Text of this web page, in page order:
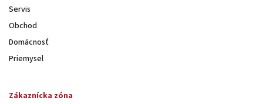
Servis
Obchod
Domácnosť
Priemysel
Zákaznícka zóna